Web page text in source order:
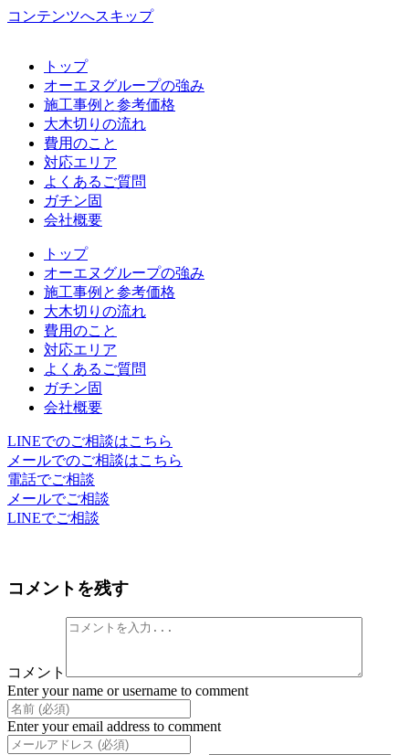
コンテンツへスキップ
トップ
オーエヌグループの強み
施工事例と参考価格
大木切りの流れ
費用のこと
対応エリア
よくあるご質問
ガチン固
会社概要
トップ
オーエヌグループの強み
施工事例と参考価格
大木切りの流れ
費用のこと
対応エリア
よくあるご質問
ガチン固
会社概要
LINEでのご相談はこちら
メールでのご相談はこちら
電話でご相談
メールでご相談
LINEでご相談
コメントを残す
コメント
Enter your name or username to comment
Enter your email address to comment